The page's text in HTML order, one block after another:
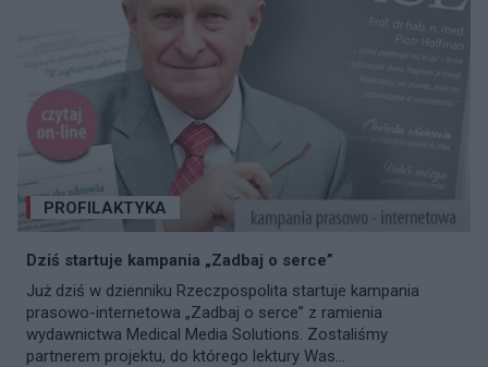
PROFILAKTYKA
Dziś startuje kampania „Zadbaj o serce”
Już dziś w dzienniku Rzeczpospolita startuje kampania
prasowo-internetowa „Zadbaj o serce” z ramienia
wydawnictwa Medical Media Solutions. Zostaliśmy
partnerem projektu, do którego lektury Was...